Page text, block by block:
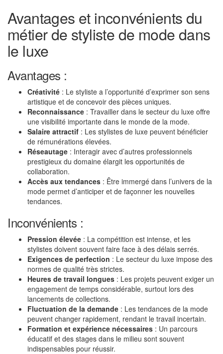
Avantages et inconvénients du
métier de styliste de mode dans
le luxe
Avantages :
Créativité : Le styliste a l’opportunité d’exprimer son sens
artistique et de concevoir des pièces uniques.
Reconnaissance : Travailler dans le secteur du luxe offre
une visibilité importante dans le monde de la mode.
Salaire attractif : Les stylistes de luxe peuvent bénéficier
de rémunérations élevées.
Réseautage : Interagir avec d’autres professionnels
prestigieux du domaine élargit les opportunités de
collaboration.
Accès aux tendances : Être immergé dans l’univers de la
mode permet d’anticiper et de façonner les nouvelles
tendances.
Inconvénients :
Pression élevée : La compétition est intense, et les
stylistes doivent souvent faire face à des délais serrés.
Exigences de perfection : Le secteur du luxe impose des
normes de qualité très strictes.
Heures de travail longues : Les projets peuvent exiger un
engagement de temps considérable, surtout lors des
lancements de collections.
Fluctuation de la demande : Les tendances de la mode
peuvent changer rapidement, rendant le travail incertain.
Formation et expérience nécessaires : Un parcours
éducatif et des stages dans le milieu sont souvent
indispensables pour réussir.